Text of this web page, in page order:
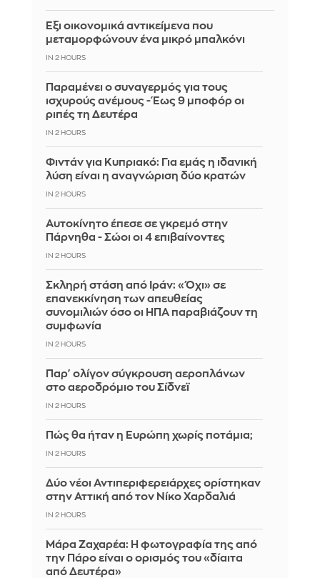
Έξι οικονομικά αντικείμενα που
μεταμορφώνουν ένα μικρό μπαλκόνι
IN 2 HOURS
Παραμένει ο συναγερμός για τους
ισχυρούς ανέμους - Έως 9 μποφόρ οι
ριπές τη Δευτέρα
IN 2 HOURS
Φιντάν για Κυπριακό: Για εμάς η ιδανική
λύση είναι η αναγνώριση δύο κρατών
IN 2 HOURS
Αυτοκίνητο έπεσε σε γκρεμό στην
Πάρνηθα - Σώοι οι 4 επιβαίνοντες
IN 2 HOURS
Σκληρή στάση από Ιράν: «Όχι» σε
επανεκκίνηση των απευθείας
συνομιλιών όσο οι ΗΠΑ παραβιάζουν τη
συμφωνία
IN 2 HOURS
Παρ' ολίγον σύγκρουση αεροπλάνων
στο αεροδρόμιο του Σίδνεϊ
IN 2 HOURS
Πώς θα ήταν η Ευρώπη χωρίς ποτάμια;
IN 2 HOURS
Δύο νέοι Αντιπεριφερειάρχες ορίστηκαν
στην Αττική από τον Νίκο Χαρδαλιά
IN 2 HOURS
Μάρα Ζαχαρέα: Η φωτογραφία της από
την Πάρο είναι ο ορισμός του «δίαιτα
από Δευτέρα»